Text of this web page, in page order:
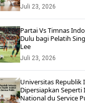
Juli 23, 2026
Partai Vs Timnas
Dulu bagi Pelatih
Lee
Juli 23, 2026
Universitas Republik
Dipersiapkan
National du Service